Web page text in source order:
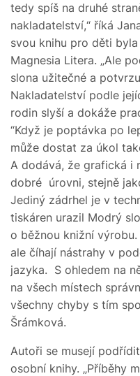
tedy spíš na druhé
nakladatelství,“ říká
svou knihu pro děti
Magnesia Litera. „Ale
slona užitečné a
Nakladatelství podle
rodin slyší a dokáže
“Když je poptávka po
může dostat za úkol
A dodává, že grafická i
dobré úrovni, stejně
Jediný zádrhel je v
tiskáren urazil Modrý
o běžnou knižní
ale číhají nástrahy v
jazyka. S ohledem na
na všech místech
všechny chyby s tím
Šrámková.
Autoři se musejí
osobní knihy. „Příběhy